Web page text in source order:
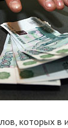
которых